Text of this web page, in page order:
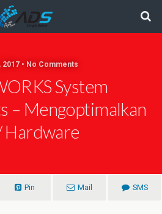
2017 • No Comments
System
– Mengoptimalkan
Hardware
Pin Mail SMS